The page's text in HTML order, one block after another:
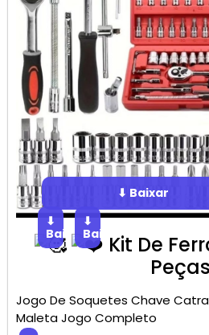
⬇ Baixar
⬇
Baixar
⬇
BaixarKit De
Peças
Jogo De Soquetes Chave
Maleta Jogo Completo